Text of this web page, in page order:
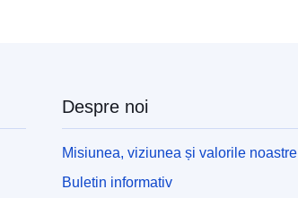
Despre noi
Misiunea, viziunea și valorile noastre
Buletin informativ